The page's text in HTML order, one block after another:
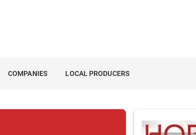
COMPANIES LOCAL PRODUCERS